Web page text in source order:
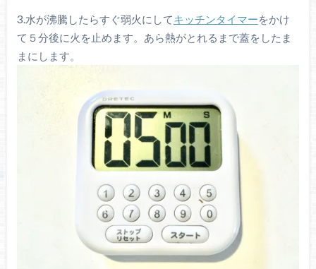
3.水が沸騰したらすぐ弱火にしてキッチンタイマーをかけ
て５分後に火を止めます。あら熱がとれるまで蓋をしたま
まにします。